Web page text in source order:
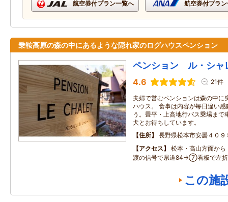
航空券付プラン一覧へ 航空券付プラ
乗鞍高原の森の中にあるような隠れ家のログハウスペンション
ペンション ル・シャ
4.6 21件
夫婦で営むペンションは森の中に
ハウス。 食事は内容が毎日違い
う。畳平・上高地行バス乗場まで
犬とお待ちしています。
住所
長野県松本市安曇４０９
アクセス
松本・高山方面か
渡の信号で県道84→⑦看板で左折
この施